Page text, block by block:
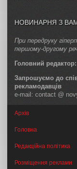
НОВИНАРНЯ З
При передруку
першому-другому
Головний редактор:
Запрошуємо до
рекламодавців
e-mail: contact @
Архів
Головна
Редакційна політика
Розміщення реклами